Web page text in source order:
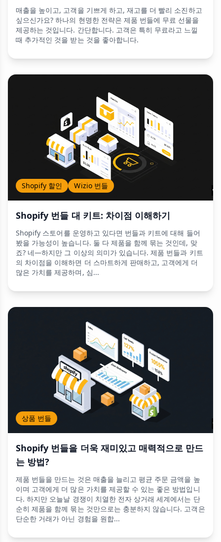
매출을 높이고, 고객을 기쁘게 하고, 재고를 더 빨리 소진하고
싶으신가요? 하나의 현명한 전략은 제품 번들에 무료 선물을
제공하는 것입니다. 간단합니다. 고객은 특히 무료라고 느낄
때 추가적인 것을 받는 것을 좋아합니다.
Shopify 할인 Wizio 번들
Shopify 번들 대 키트: 차이점 이해하기
Shopify 스토어를 운영하고 있다면 번들과 키트에 대해 들어
봤을 가능성이 높습니다. 둘 다 제품을 함께 묶는 것인데, 맞
죠? 네—하지만 그 이상의 의미가 있습니다. 제품 번들과 키트
의 차이점을 이해하면 더 스마트하게 판매하고, 고객에게 더
많은 가치를 제공하며, 심...
상품 번들
Shopify 번들을 더욱 재미있고 매력적으로 만드
는 방법?
제품 번들을 만드는 것은 매출을 늘리고 평균 주문 금액을 높
이며 고객에게 더 많은 가치를 제공할 수 있는 좋은 방법입니
다. 하지만 오늘날 경쟁이 치열한 전자 상거래 세계에서는 단
순히 제품을 함께 묶는 것만으로는 충분하지 않습니다. 고객은
단순한 거래가 아닌 경험을 원합...